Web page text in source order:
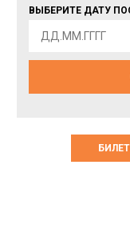
ВЫБЕРИТЕ ДАТУ